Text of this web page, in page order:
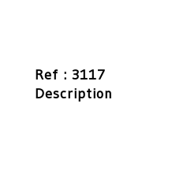
Ref : 3117
Description